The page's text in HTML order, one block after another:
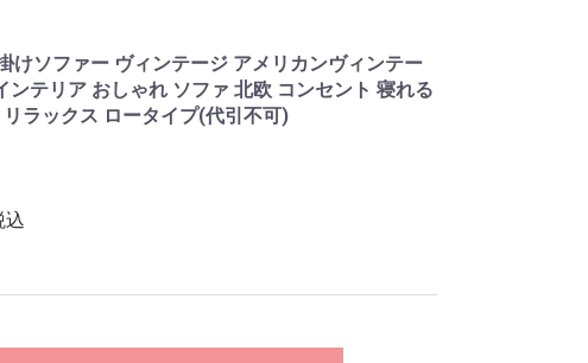
けソファー ヴィンテージ アメリカンヴィンテー
ンテリア おしゃれ ソファ 北欧 コンセント 寝れる
ラックス ロータイプ(代引不可)
込